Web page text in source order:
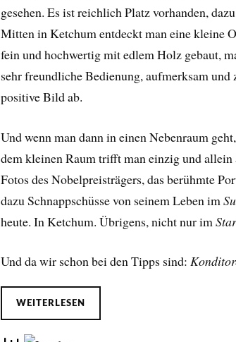
gesehen. Es ist reichlich Platz vorhanden,
Mitten in Ketchum entdeckt man eine kleine
fein und hochwertig mit edlem Holz gebaut,
sehr freundliche Bedienung, aufmerksam und
positive Bild ab.
Und wenn man dann in einen Nebenraum
dem kleinen Raum trifft man einzig und
Fotos des Nobelpreisträgers, das berühmte
dazu Schnappschüsse von seinem Leben im
heute. In Ketchum. Übrigens, nicht nur im
Und da wir schon bei den Tipps sind:
WEITERLESEN